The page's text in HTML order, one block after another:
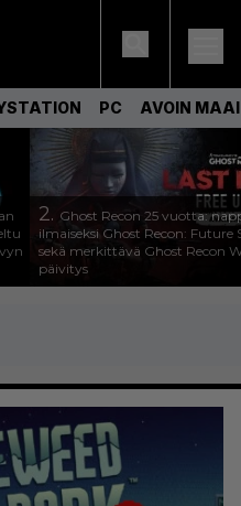
PC AVOIN
2. Ghost Recon 25 vuotta:
ilmaiseksi Ghost Recon: Future
sekä merkittävä Ghost Recon
päivitys